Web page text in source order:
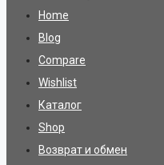
Home
Blog
Compare
Wishlist
Каталог
Shop
Возврат и обмен